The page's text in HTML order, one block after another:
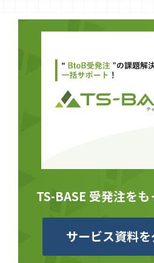
TS-BASE 受発注をも
サービス資料